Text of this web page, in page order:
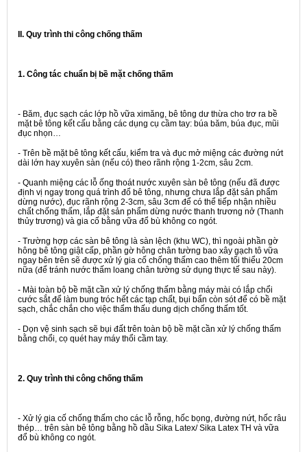
II. Quy trình thi công chống thấm
1. Công tác chuẩn bị bề mặt chống thấm
- Băm, đục sạch các lớp hồ vữa ximăng, bê tông dư thừa cho trơ ra bề
mặt bê tông kết cấu bằng các dụng cụ cầm tay: búa băm, búa đục, mũi
đục nhọn…
- Trên bề mặt bê tông kết cấu, kiểm tra và đục mở miệng các đường nứt
dài lớn hay xuyên sàn (nếu có) theo rãnh rộng 1-2cm, sâu 2cm.
- Quanh miệng các lỗ ống thoát nước xuyên sàn bê tông (nếu đã được
định vị ngay trong quá trình đổ bê tông, nhưng chưa lắp đặt sản phẩm
dừng nước), đục rãnh rộng 2-3cm, sâu 3cm để có thể tiếp nhận nhiều
chất chống thấm, lắp đặt sản phẩm dừng nước thanh trương nở (Thanh
thủy trương) và gia cố bằng vữa đổ bù không co ngót.
- Trường hợp các sàn bê tông là sàn lệch (khu WC), thì ngoài phần gờ
hông bê tông giật cấp, phần gờ hông chân tường bao xây gạch tô vữa
ngay bên trên sẽ được xử lý gia cố chống thấm cao thêm tối thiểu 20cm
nữa (để tránh nước thấm loang chân tường sử dụng thực tế sau này).
- Mài toàn bộ bề mặt cần xử lý chống thấm bằng máy mài có lắp chổi
cước sắt để làm bung tróc hết các tạp chất, bụi bẩn còn sót để có bề mặt
sạch, chắc chắn cho việc thẩm thấu dung dịch chống thấm tốt.
- Dọn vệ sinh sạch sẽ bụi đất trên toàn bộ bề mặt cần xử lý chống thấm
bằng chổi, cọ quét hay máy thổi cầm tay.
2. Quy trình thi công chống thấm
- Xử lý gia cố chống thấm cho các lỗ rỗng, hốc bọng, đường nứt, hốc râu
thép… trên sàn bê tông bằng hồ dầu Sika Latex/ Sika Latex TH và vữa
đổ bù không co ngót.